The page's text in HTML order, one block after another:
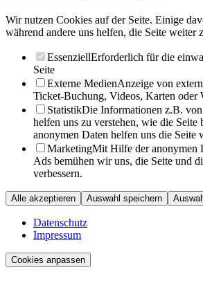
Wir nutzen Cookies auf der Seite. Einige
während andere uns helfen, die Seite weiter
EssenziellErforderlich für die
Seite
Externe MedienAnzeige von
Ticket-Buchung, Videos, Karten oder
StatistikDie Informationen z.B.
helfen uns zu verstehen, wie die Seite
anonymen Daten helfen uns die Seite
MarketingMit Hilfe der anonymen
Ads bemühen wir uns, die Seite und
verbessern.
Alle akzeptieren Auswahl speichern
Datenschutz
Impressum
Cookies anpassen